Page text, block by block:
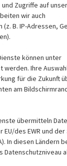
zum
Zugriffe auf
wir auch
B. IP-Adressen,
können unter
werden. Ihre
für die Zukunft
am
übermitteln
des EWR und der
In diesen Ländern